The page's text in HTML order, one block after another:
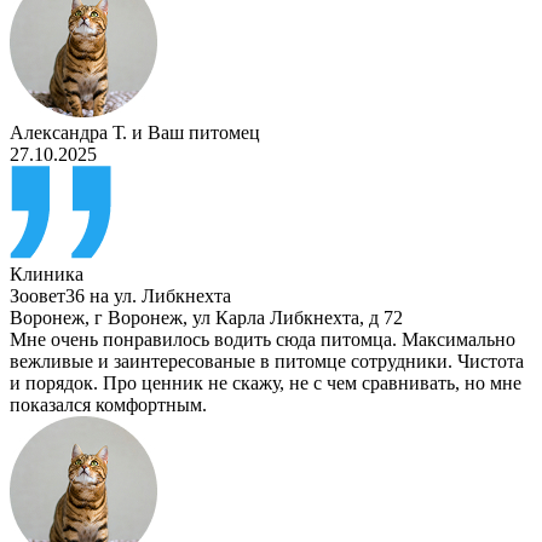
Александра Т. и Ваш питомец
27.10.2025
Клиника
Зоовет36 на ул. Либкнехта
Воронеж, г Воронеж, ул Карла Либкнехта, д 72
Мне очень понравилось водить сюда питомца. Максимально
вежливые и заинтересованые в питомце сотрудники. Чистота
и порядок. Про ценник не скажу, не с чем сравнивать, но мне
показался комфортным.